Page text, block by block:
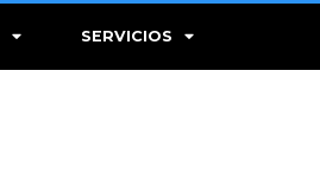
SERVICIOS